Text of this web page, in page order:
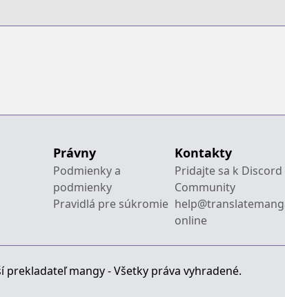
Právny
Podmienky a
podmienky
Pravidlá pre súkromie
Kontakty
Pridajte sa k Discord
Community
online
mangy - Všetky práva vyhradené.